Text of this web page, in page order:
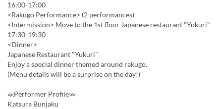
16:00-17:00
<Rakugo Performance> (2 performances)
<Intermission> Move to the 1st floor Japanese restaurant "Yukuri"
17:30-19:30
<Dinner>
Japanese Restaurant "Yukuri"
Enjoy a special dinner themed around rakugo.
(Menu details will be a surprise on the day!)
≪Performer Profile≫
Katsura Bunjaku